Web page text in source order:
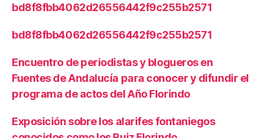
bd8f8fbb4062d26556442f9c255b2571
bd8f8fbb4062d26556442f9c255b2571
Encuentro de periodistas y blogueros en
Fuentes de Andalucía para conocer y difundir el
programa de actos del Año Florindo
Exposición sobre los alarifes fontaniegos